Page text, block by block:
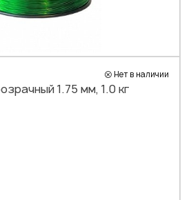
Нет в наличии
1.75 мм, 1.0 кг